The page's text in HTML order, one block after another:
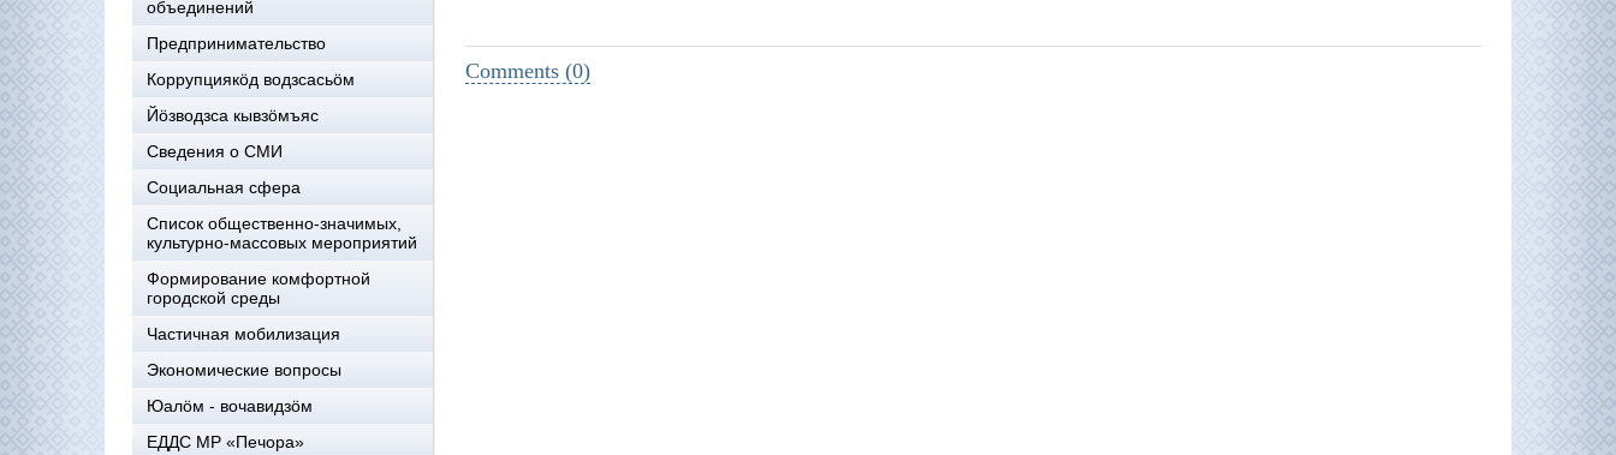
объединений
Предпринимательство
Коррупциякöд водзсасьöм
Йöзводзса кывзöмъяс
Сведения о СМИ
Социальная сфера
Список общественно-значимых,
культурно-массовых мероприятий
Формирование комфортной
городской среды
Частичная мобилизация
Экономические вопросы
Юалӧм - вочавидзӧм
ЕДДС МР «Печора»
Comments (0)